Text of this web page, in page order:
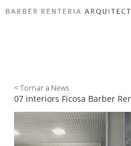
< Tornar a News
07 interiors Ficosa Barber